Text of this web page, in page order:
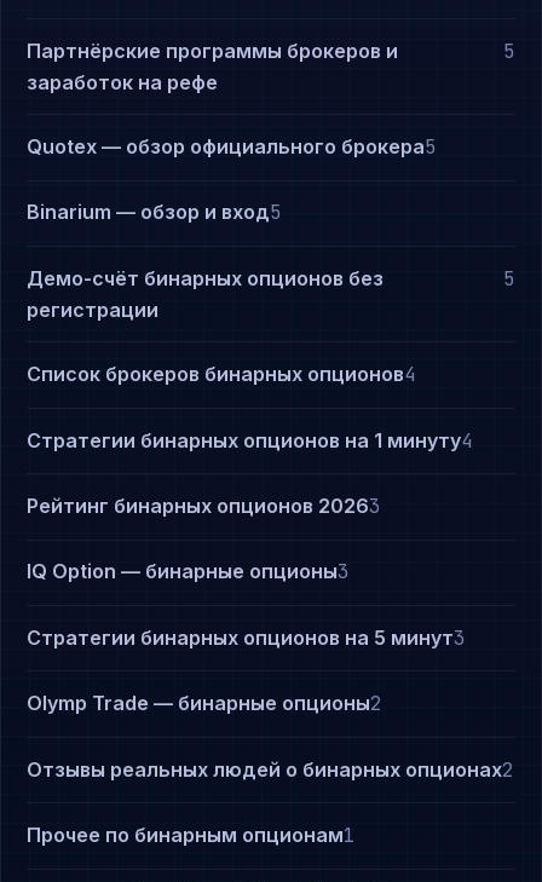
Партнёрские программы брокеров и
заработок на рефе
5
Quotex — обзор официального брокера5
Binarium — обзор и вход5
Демо-счёт бинарных опционов без
регистрации
5
Список брокеров бинарных опционов4
Стратегии бинарных опционов на 1 минуту4
Рейтинг бинарных опционов 20263
IQ Option — бинарные опционы3
Стратегии бинарных опционов на 5 минут3
Olymp Trade — бинарные опционы2
Отзывы реальных людей о бинарных опционах2
Прочее по бинарным опционам1